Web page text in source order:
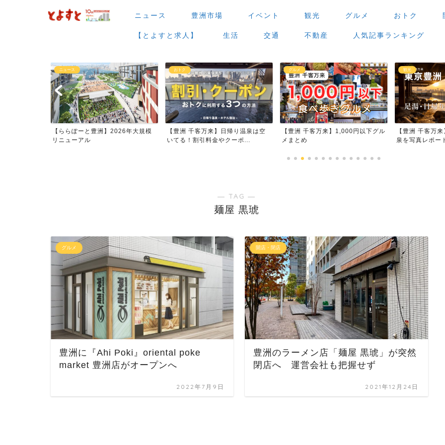
ニュース 豊洲市場 イベント 観光 グルメ おトク
【とよすと求人】 生活 交通 不動産 人気記事ランキング
ニュース
【ららぽーと豊洲】2026年大規模
リニューアル
おトク
【豊洲 千客万来】日帰り温泉は空
いてる！割引料金やクーポ...
グルメ
【豊洲 千客万来】1,000円以下グル
メまとめ
観光
【豊洲 千客万
泉を写真レポー
― TAG ―
麺屋 黒琥
グルメ
豊洲に『Ahi Poki』oriental poke
market 豊洲店がオープンへ
2022年7月9日
開店・閉店
豊洲のラーメン店「麺屋 黒琥」が突然
閉店へ 運営会社も把握せず
2021年12月24日